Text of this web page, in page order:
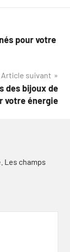
pour votre
Article suivant
des bijoux de
votre énergie
Les champs